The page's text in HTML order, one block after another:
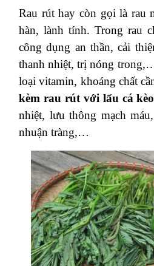
Rau rút hay còn gọi là rau
hàn, lành tính. Trong rau
công dụng an thần, cải
thanh nhiệt, trị nóng
loại vitamin, khoáng chất
kèm rau rút với lẩu cá kèo
nhiệt, lưu thông mạch
nhuận tràng,…